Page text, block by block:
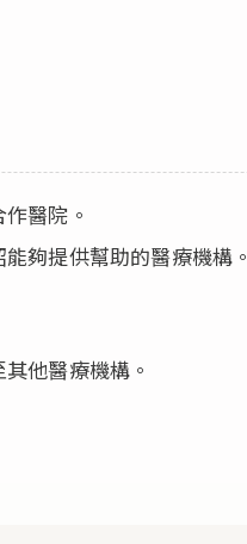
醫院。
夠提供幫助的醫療機構。
他醫療機構。